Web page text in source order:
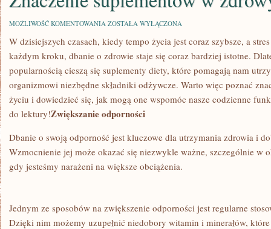
MOŻLIWOŚĆ KOMENTOWANIA ZNACZENIE
W
ZDROWYM
ŻYCIU
ZOSTAŁA WYŁĄCZONA
W dzisiejszych czasach, kiedy tempo​ życia jest coraz szybsze, a⁣
każdym kroku, dbanie o ​zdrowie staje się coraz bardziej istotne.
popularnością cieszą się suplementy diety, które pomagają nam
organizmowi niezbędne ​składniki odżywcze. Warto⁣ więc poznać
życiu i dowiedzieć się, jak mogą one wspomóc nasze codzienne
do lektury!Zwiększanie odporności
Dbanie o‌ swoją odporność‌ jest kluczowe dla utrzymania zdrowia i
Wzmocnienie jej może okazać się niezwykle ważne, szczególnie w
gdy jesteśmy narażeni na większe obciążenia.
Jednym ze sposobów na zwiększenie odporności jest regularne‌
Dzięki nim możemy uzupełnić niedobory ⁣witamin‍ i minerałów,